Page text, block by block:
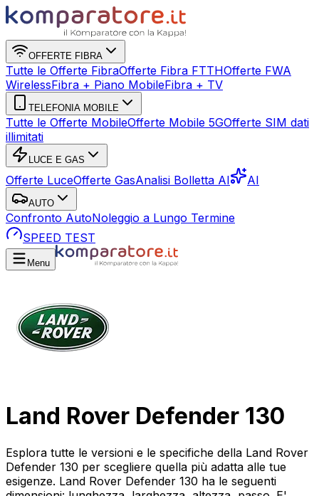
OFFERTE FIBRA
Tutte le Offerte FibraOfferte Fibra FTTHOfferte FWA
WirelessFibra + Piano MobileFibra + TV
TELEFONIA MOBILE
Tutte le Offerte MobileOfferte Mobile 5GOfferte SIM dati
illimitati
LUCE E GAS
Offerte LuceOfferte GasAnalisi Bolletta AI AI
AUTO
Confronto AutoNoleggio a Lungo Termine
SPEED TEST
Menu
Land Rover Defender 130
Esplora tutte le versioni e le specifiche della Land Rover
Defender 130 per scegliere quella più adatta alle tue
esigenze. Land Rover Defender 130 ha le seguenti